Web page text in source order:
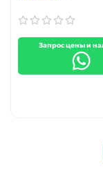
Запрос цены и